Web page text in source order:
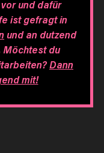
und dafür
ist gefragt in
und an dutzend
Möchtest du
Dann
mit!